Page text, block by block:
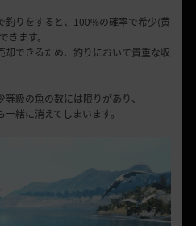
釣りをすると、100%の確率で希少(黄
きます。
できるため、釣りにおいて貴重な収
級の魚の数には限りがあり、
緒に消えてしまいます。